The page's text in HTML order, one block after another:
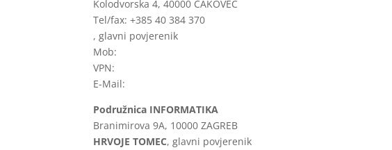
Kolodvorska 4, 40000 ČAKOVEC
Tel/fax: +385 40 384 370
, glavni povjerenik
Mob:
VPN:
E-Mail:
Podružnica INFORMATIKA
Branimirova 9A, 10000 ZAGREB
HRVOJE TOMEC, glavni povjerenik